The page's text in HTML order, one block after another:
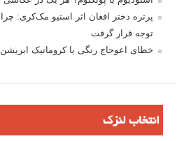
پرتره دختر افغان اثر استیو مک‌کری:
توجه قرار گرفت
خطای اعوجاج رنگی یا کروماتیک ابریشن
انتخاب لنزک